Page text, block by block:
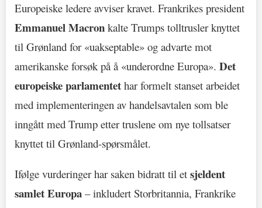
Europeiske ledere avviser kravet. Frankrikes president
Emmanuel Macron kalte Trumps tolltrusler knyttet
til Grønland for «uakseptable» og advarte mot
amerikanske forsøk på å «underordne Europa». Det
europeiske parlamentet har formelt stanset arbeidet
med implementeringen av handelsavtalen som ble
inngått med Trump etter truslene om nye tollsatser
knyttet til Grønland-spørsmålet.
Ifølge vurderinger har saken bidratt til et sjeldent
samlet Europa – inkludert Storbritannia, Frankrike